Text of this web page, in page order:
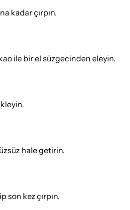
kadar çırpın.
ile bir el süzgecinden eleyin.
hale getirin.
son kez çırpın.